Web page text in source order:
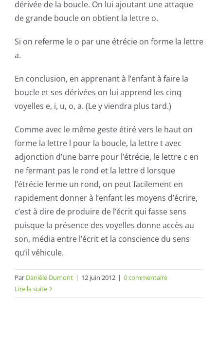
dérivée de la boucle. On lui ajoutant une attaque
de grande boucle on obtient la lettre o.
Si on referme le o par une étrécie on forme la lettre
a.
En conclusion, en apprenant à l’enfant à faire la
boucle et ses dérivées on lui apprend les cinq
voyelles e, i, u, o, a. (Le y viendra plus tard.)
Comme avec le même geste étiré vers le haut on
forme la lettre l pour la boucle, la lettre t avec
adjonction d’une barre pour l’étrécie, le lettre c en
ne fermant pas le rond et la lettre d lorsque
l’étrécie ferme un rond, on peut facilement en
rapidement donner à l’enfant les moyens d’écrire,
c’est à dire de produire de l’écrit qui fasse sens
puisque la présence des voyelles donne accès au
son, média entre l’écrit et la conscience du sens
qu’il véhicule.
Par Danièle Dumont | 12 juin 2012 | 0 commentaire
Lire la suite